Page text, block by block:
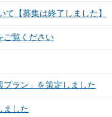
【募集は終了しました】
ご覧ください
プラン」を策定しました
ました